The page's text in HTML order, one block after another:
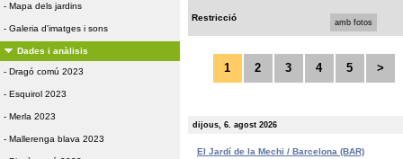
- Mapa dels jardins
- Galeria d'imatges i sons
Dades i anàlisis
- Dragó comú 2023
- Esquirol 2023
- Merla 2023
- Mallerenga blava 2023
Restricció amb fotos
1 2 3 4 5 >
dijous, 6. agost 2026
El Jardí de la Mechi / Barcelona (BAR)